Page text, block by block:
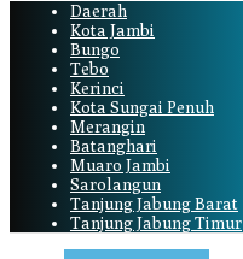
Daerah
Kota Jambi
Bungo
Tebo
Kerinci
Kota Sungai Penuh
Merangin
Batanghari
Muaro Jambi
Sarolangun
Tanjung Jabung Barat
Tanjung Jabung Timur